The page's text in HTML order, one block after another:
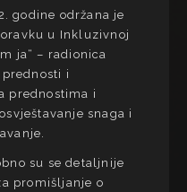
godine održana je
u Inkluzivnoj
ja“ – radionica
i
prednostima i
snaga i
su se detaljnije
promišljanje o